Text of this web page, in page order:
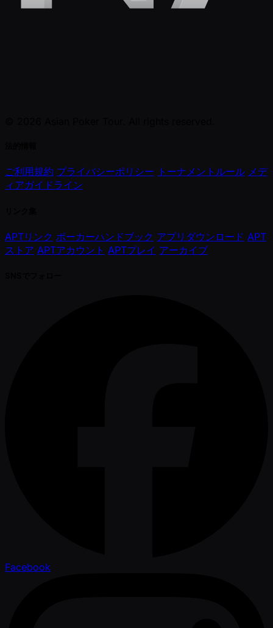
ご利用規約 プライバシーポリシー トーナメントルール メデ
ィアガイドライン
APTリンク ポーカーハンドブック アプリダウンロード APT
ストア APTアカウント APTプレイ アーカイブ
Facebook